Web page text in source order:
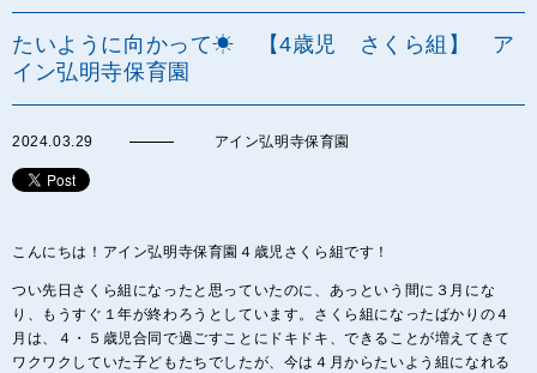
たいように向かって☀ 【4歳児 さくら組】 ア
イン弘明寺保育園
2024.03.29 アイン弘明寺保育園
こんにちは！アイン弘明寺保育園４歳児さくら組です！
つい先日さくら組になったと思っていたのに、あっという間に３月にな
り、もうすぐ１年が終わろうとしています。さくら組になったばかりの４
月は、４・５歳児合同で過ごすことにドキドキ、できることが増えてきて
ワクワクしていた子どもたちでしたが、今は４月からたいよう組になれる